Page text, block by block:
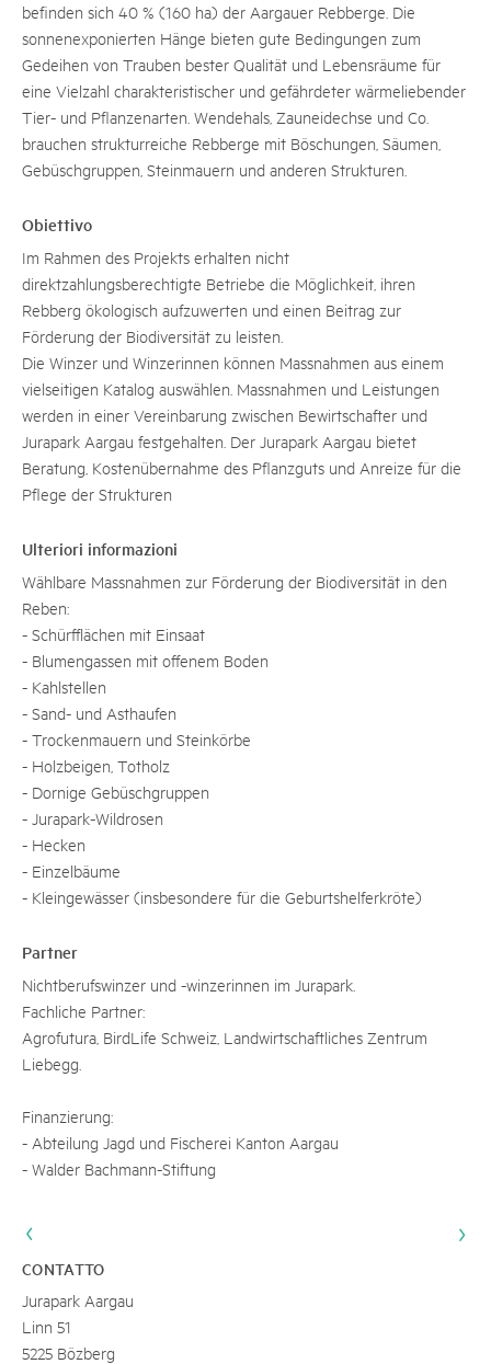
befinden sich 40 % (160 ha) der Aargauer Rebberge. Die
sonnenexponierten Hänge bieten gute Bedingungen zum
Gedeihen von Trauben bester Qualität und Lebensräume für
eine Vielzahl charakteristischer und gefährdeter wärmeliebender
Tier- und Pflanzenarten. Wendehals, Zauneidechse und Co.
brauchen strukturreiche Rebberge mit Böschungen, Säumen,
Gebüschgruppen, Steinmauern und anderen Strukturen.
Obiettivo
Im Rahmen des Projekts erhalten nicht
direktzahlungsberechtigte Betriebe die Möglichkeit, ihren
Rebberg ökologisch aufzuwerten und einen Beitrag zur
Förderung der Biodiversität zu leisten.
Die Winzer und Winzerinnen können Massnahmen aus einem
vielseitigen Katalog auswählen. Massnahmen und Leistungen
werden in einer Vereinbarung zwischen Bewirtschafter und
Jurapark Aargau festgehalten. Der Jurapark Aargau bietet
Beratung, Kostenübernahme des Pflanzguts und Anreize für die
Pflege der Strukturen
Ulteriori informazioni
Wählbare Massnahmen zur Förderung der Biodiversität in den
Reben:
- Schürfflächen mit Einsaat
- Blumengassen mit offenem Boden
- Kahlstellen
- Sand- und Asthaufen
- Trockenmauern und Steinkörbe
- Holzbeigen, Totholz
- Dornige Gebüschgruppen
- Jurapark-Wildrosen
- Hecken
- Einzelbäume
- Kleingewässer (insbesondere für die Geburtshelferkröte)
Partner
Nichtberufswinzer und -winzerinnen im Jurapark.
Fachliche Partner:
Agrofutura, BirdLife Schweiz, Landwirtschaftliches Zentrum
Liebegg.
Finanzierung:
- Abteilung Jagd und Fischerei Kanton Aargau
- Walder Bachmann-Stiftung
CONTATTO
Jurapark Aargau
Linn 51
5225 Bözberg